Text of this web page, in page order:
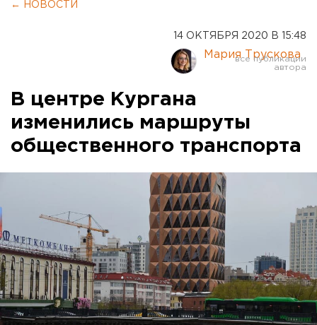
← НОВОСТИ
14 ОКТЯБРЯ 2020 В 15:48
Мария Трускова
В центре Кургана
изменились маршруты
общественного транспорта